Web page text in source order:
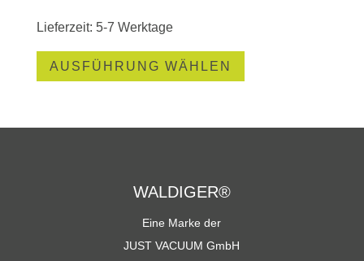
Lieferzeit: 5-7 Werktage
AUSFÜHRUNG WÄHLEN
Dieses
WALDIGER®
Eine Marke der
JUST VACUUM GmbH